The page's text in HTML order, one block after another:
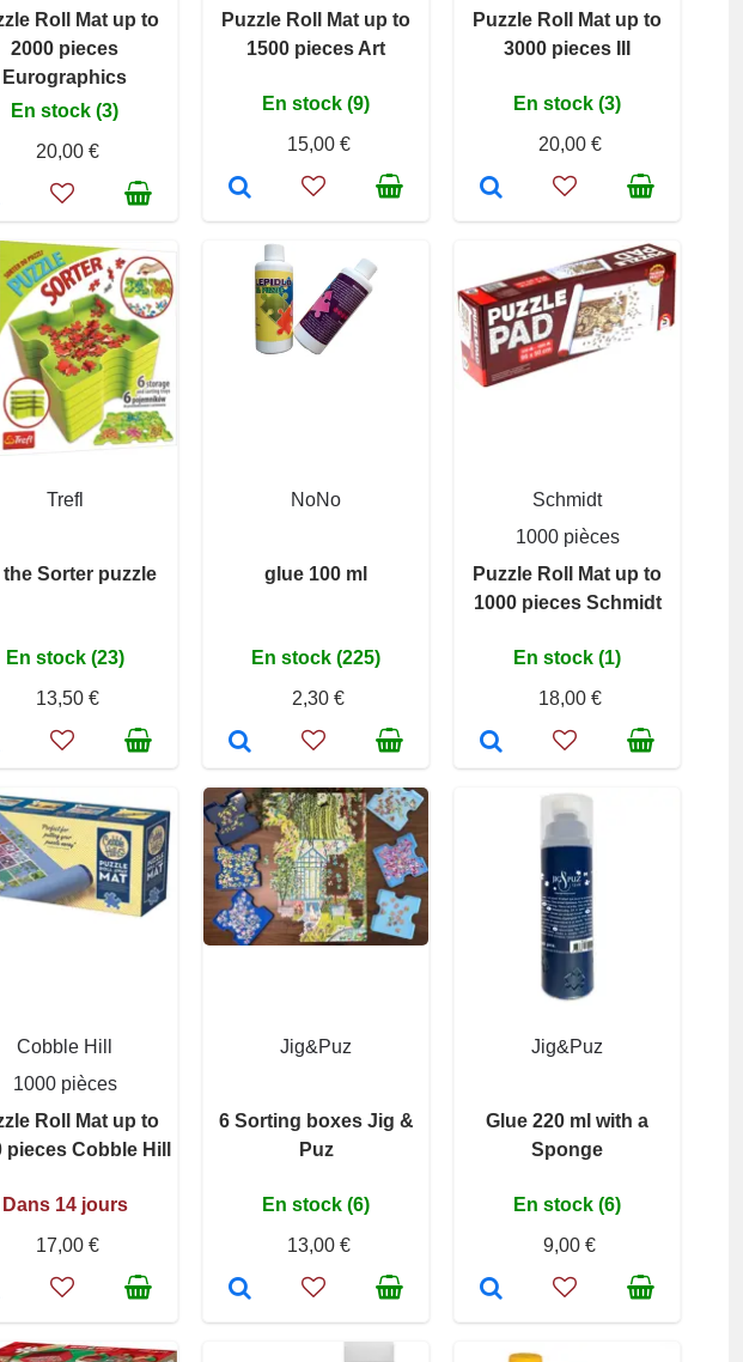
Roll Mat up to
2000 pieces
Eurographics
En stock (3)
20,00 €
Puzzle Roll Mat up to
1500 pieces Art
En stock (9)
15,00 €
Puzzle Roll Mat up to
3000 pieces III
En stock (3)
20,00 €
Trefl
the Sorter puzzle
En stock (23)
13,50 €
NoNo
glue 100 ml
En stock (225)
2,30 €
Schmidt
1000 pièces
Puzzle Roll Mat up to
1000 pieces Schmidt
En stock (1)
18,00 €
Cobble Hill
1000 pièces
Roll Mat up to
pieces Cobble Hill
Dans 14 jours
17,00 €
Jig&Puz
6 Sorting boxes Jig &
Puz
En stock (6)
13,00 €
Jig&Puz
Glue 220 ml with a
Sponge
En stock (6)
9,00 €